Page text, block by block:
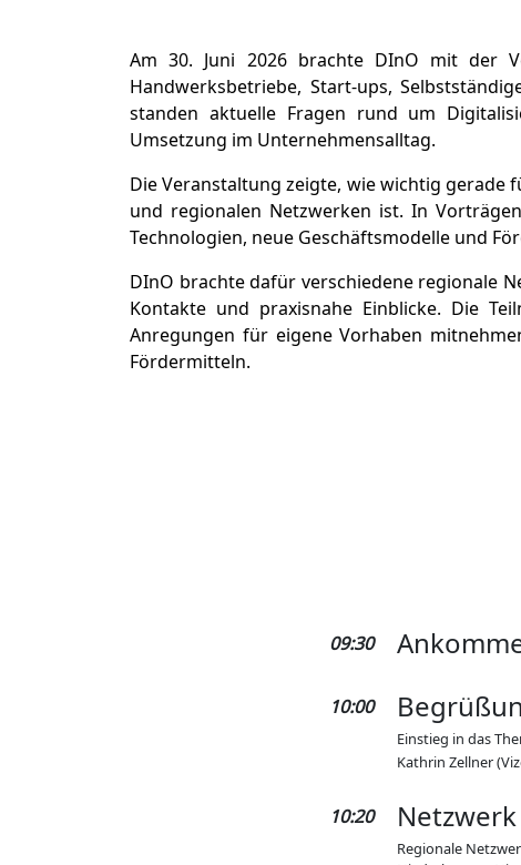
Am 30. Juni 2026 brachte DInO mit der
Handwerksbetriebe, Start-ups,
standen aktuelle Fragen rund um
Umsetzung im Unternehmensalltag.
Die Veranstaltung zeigte, wie wichtig
und regionalen Netzwerken ist. In
Technologien, neue Geschäftsmodelle und
DInO brachte dafür verschiedene regionale
Kontakte und praxisnahe Einblicke. Die
Anregungen für eigene Vorhaben
Fördermitteln.
09:30
10:00
Einstieg in das
Kathrin Zellner
10:20
Regionale